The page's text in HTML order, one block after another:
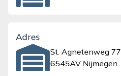
Adres
St. Agnetenweg 77
6545AV Nijmegen